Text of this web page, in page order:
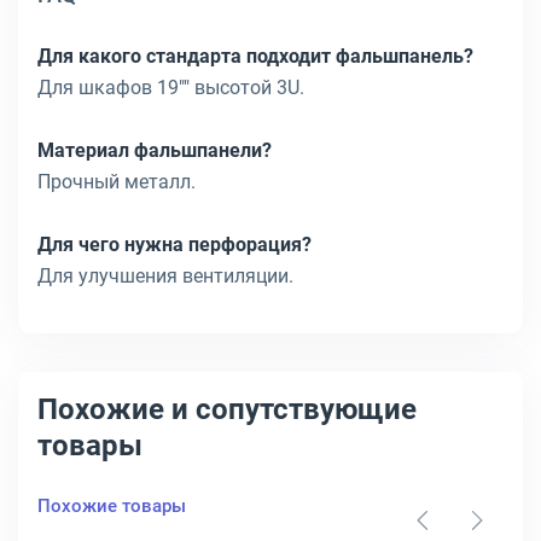
Для какого стандарта подходит фальшпанель?
Для шкафов 19"" высотой 3U.
Материал фальшпанели?
Прочный металл.
Для чего нужна перфорация?
Для улучшения вентиляции.
Похожие и сопутствующие
товары
Похожие товары